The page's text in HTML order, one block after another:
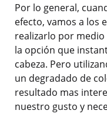
Por lo general,
efecto, vamos a los
realizarlo por medio
la opción que
cabeza. Pero
un degradado de
resultado mas
nuestro gusto y